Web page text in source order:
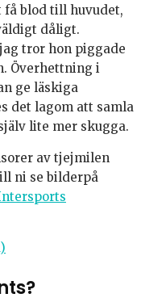
blod till huvudet,
dåligt.
tror hon piggade
Överhettning i
ge läskiga
det lagom att samla
lite mer skugga.
av tjejmilen
ni se bilderpå